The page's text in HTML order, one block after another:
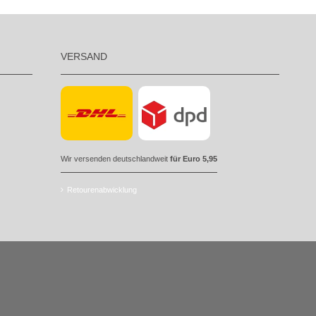
VERSAND
Wir versenden deutschlandweit für Euro 5,95
Retourenabwicklung